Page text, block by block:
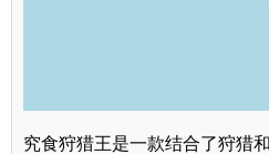
究食狩猎王是一款结合了狩猎